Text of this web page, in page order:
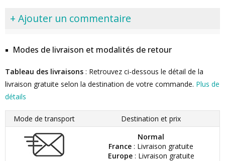
+ Ajouter un commentaire
Modes de livraison et modalités de retour
Tableau des livraisons : Retrouvez ci-dessous le détail de la
livraison gratuite selon la destination de votre commande. Plus de
détails
Mode de transport
Destination et prix
Normal
France : Livraison gratuite
Europe: Livraison gratuite